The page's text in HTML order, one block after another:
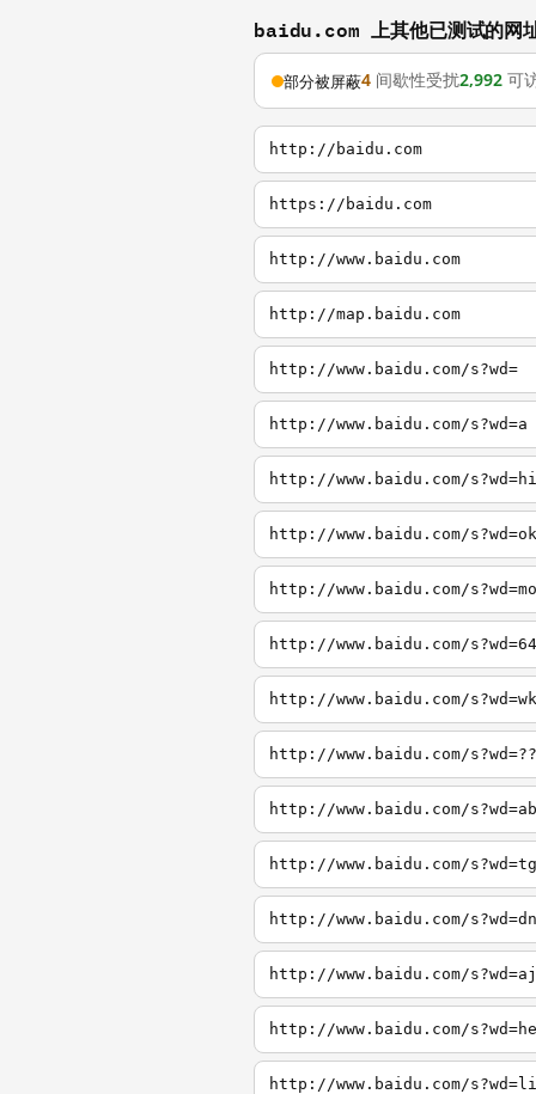
baidu.com 上其他已测试的网
部分被屏蔽4 间歇性受扰2,992 可
http://baidu.com
https://baidu.com
http://www.baidu.com
http://map.baidu.com
http://www.baidu.com/s?wd=
http://www.baidu.com/s?wd=a
http://www.baidu.com/s?wd=hi
http://www.baidu.com/s?wd=ok
http://www.baidu.com/s?wd=mo
http://www.baidu.com/s?wd=64
http://www.baidu.com/s?wd=wk
http://www.baidu.com/s?wd=??
http://www.baidu.com/s?wd=ab
http://www.baidu.com/s?wd=tg
http://www.baidu.com/s?wd=dn
http://www.baidu.com/s?wd=aj
http://www.baidu.com/
http://www.baidu.com/